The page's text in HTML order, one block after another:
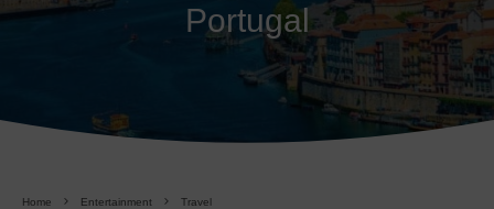
Portugal
Home Entertainment Travel